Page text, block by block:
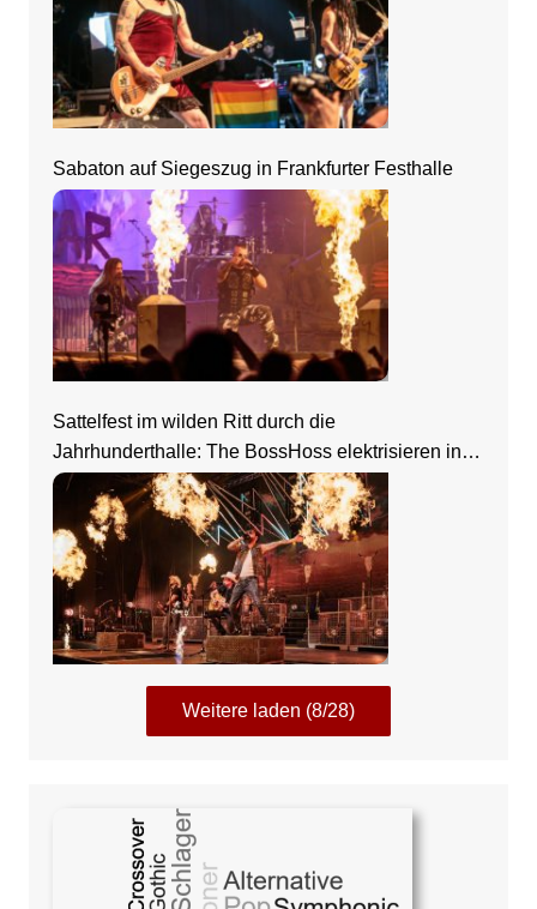
Sabaton auf Siegeszug in Frankfurter Festhalle
Sattelfest im wilden Ritt durch die
Jahrhunderthalle: The BossHoss elektrisieren in
Frankfurt
Weitere laden (8/28)